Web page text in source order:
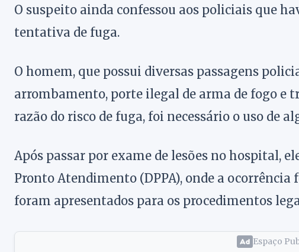
O suspeito ainda confessou aos policiais que
tentativa de fuga.
O homem, que possui diversas passagens
arrombamento, porte ilegal de arma de fogo e
razão do risco de fuga, foi necessário o uso de
Após passar por exame de lesões no hospital,
Pronto Atendimento (DPPA), onde a
foram apresentados para os procedimentos
Espaço